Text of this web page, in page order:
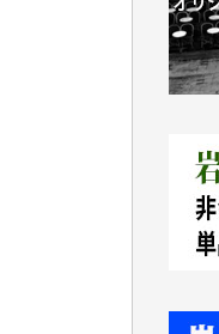
どを
われ
よう
のも
な
くな
「何
と思
ない